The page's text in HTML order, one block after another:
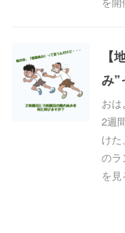
【
み”
お
2週
け
のラ
を